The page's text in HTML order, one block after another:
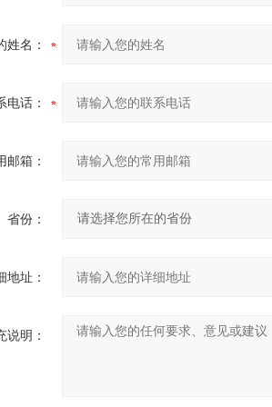
姓名：
电话：
邮箱：
省份：
地址：
说明：